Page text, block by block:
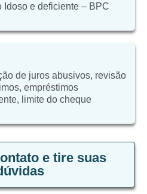
Idoso e deficiente – BPC
de juros abusivos, revisão
empréstimos
limite do cheque
e tire suas